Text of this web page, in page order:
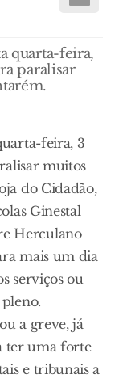
quarta-feira,
paralisar
feira, 3
muitos
do Cidadão,
Ginestal
Herculano
mais um dia
serviços ou
a greve, já
ter uma forte
e tribunais a